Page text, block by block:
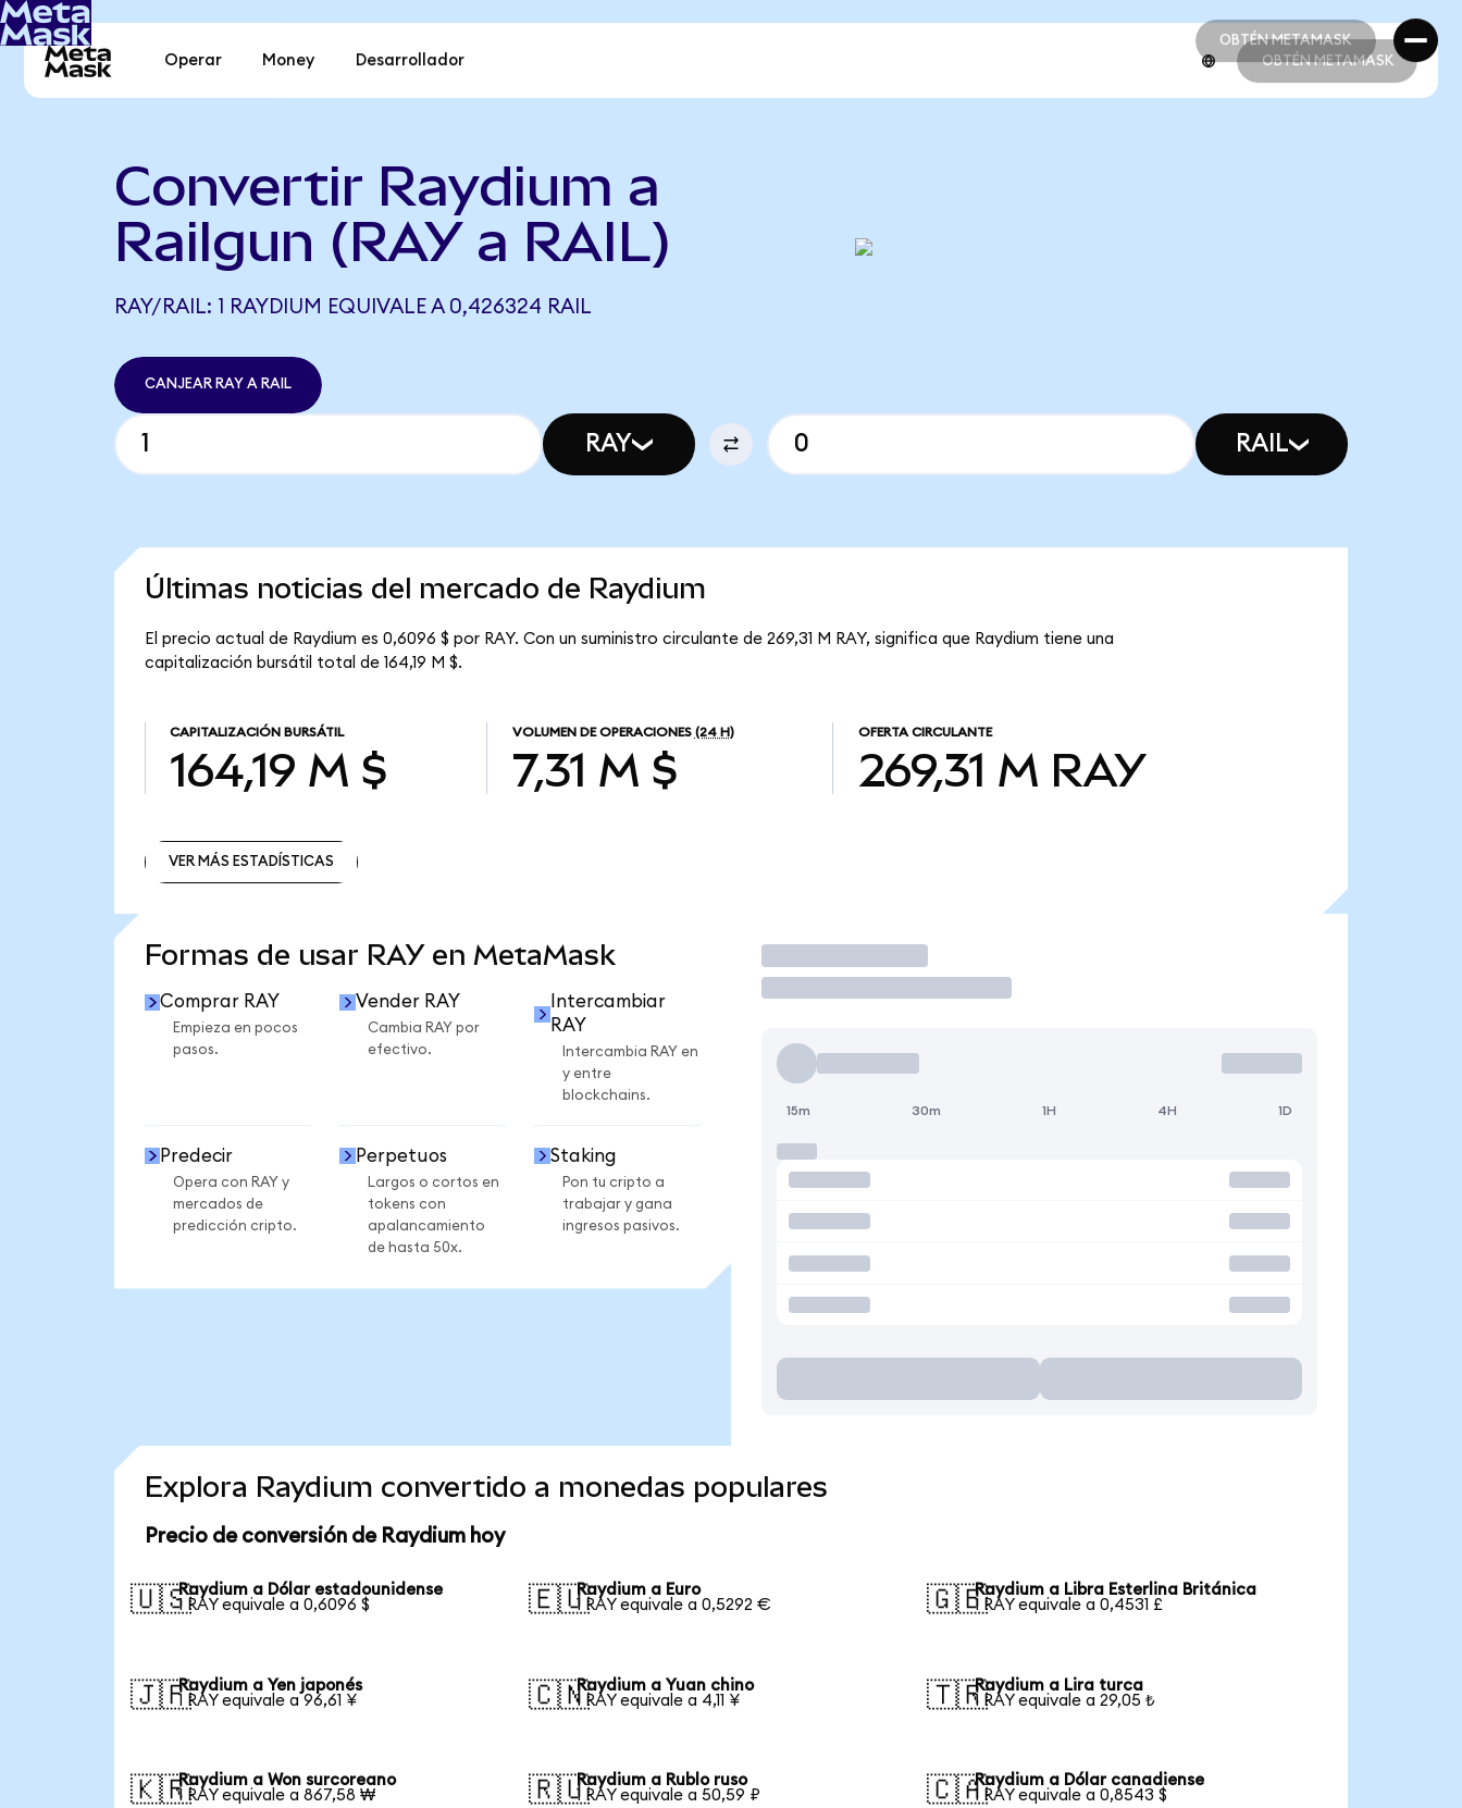
OBTÉN METAMASK
OBTÉN METAMASK
Operar Money Desarrollador OBTÉN METAMASK
Convertir Raydium a
Railgun (RAY a RAIL)
RAY/RAIL: 1 RAYDIUM EQUIVALE A 0,426324 RAIL
CANJEAR RAY A RAIL
RAY RAIL
Últimas noticias del mercado de Raydium
El precio actual de Raydium es 0,6096 $ por RAY. Con un suministro circulante de 269,31 M RAY, significa que Raydium tiene una
capitalización bursátil total de 164,19 M $.
CAPITALIZACIÓN BURSÁTIL
164,19 M $
VOLUMEN DE OPERACIONES (24 H)
7,31 M $
OFERTA CIRCULANTE
269,31 M RAY
VER MÁS ESTADÍSTICAS
Formas de usar RAY en MetaMask
Comprar RAY
Empieza en pocos
pasos.
Vender RAY
Cambia RAY por
efectivo.
Intercambiar
RAY
Intercambia RAY en
y entre
blockchains.
Predecir
Opera con RAY y
mercados de
predicción cripto.
Perpetuos
Largos o cortos en
tokens con
apalancamiento
de hasta 50x.
Staking
Pon tu cripto a
trabajar y gana
ingresos pasivos.
Operar
15m 30m 1H 4H 1D
Explora Raydium convertido a monedas populares
Precio de conversión de Raydium hoy
🇺🇸Raydium a Dólar estadounidense
1 RAY equivale a 0,6096 $
🇪🇺Raydium a Euro
1 RAY equivale a 0,5292 €
🇬🇧Raydium a Libra Esterlina Británica
1 RAY equivale a 0,4531 £
🇯🇵Raydium a Yen japonés
1 RAY equivale a 96,61 ¥
🇨🇳Raydium a Yuan chino
1 RAY equivale a 4,11 ¥
🇹🇷Raydium a Lira turca
1 RAY equivale a 29,05 ₺
🇰🇷Raydium a Won surcoreano
1 RAY equivale a 867,58 ₩
🇷🇺Raydium a Rublo ruso
1 RAY equivale a 50,59 ₽
🇨🇦Raydium a Dólar canadiense
1 RAY equivale a 0,8543 $